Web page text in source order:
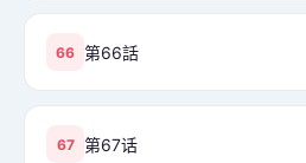
66 第66話
67 第67话